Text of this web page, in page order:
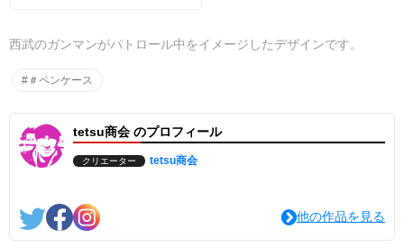
西武のガンマンがパトロール中をイメージしたデザインです。
#＃ペンケース
tetsu商会 のプロフィール
クリエーター tetsu商会
他の作品を見る